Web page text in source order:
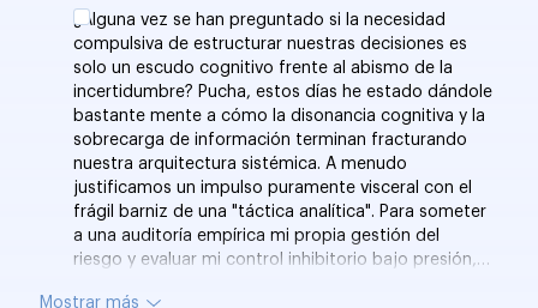
¿Alguna vez se han preguntado si la necesidad
compulsiva de estructurar nuestras decisiones es
solo un escudo cognitivo frente al abismo de la
incertidumbre? Pucha, estos días he estado dándole
bastante mente a cómo la disonancia cognitiva y la
sobrecarga de información terminan fracturando
nuestra arquitectura sistémica. A menudo
justificamos un impulso puramente visceral con el
frágil barniz de una "táctica analítica". Para someter
a una auditoría empírica mi propia gestión del
riesgo y evaluar mi control inhibitorio bajo presión,…
Mostrar más